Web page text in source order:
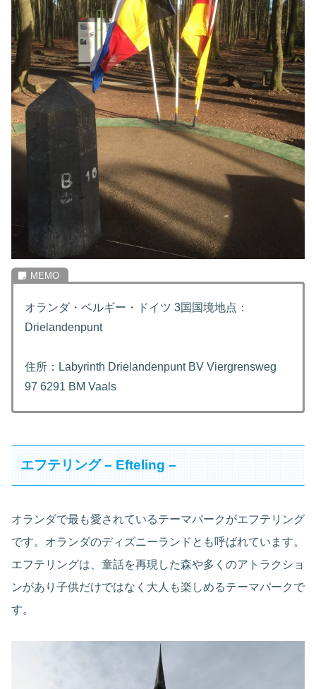
オランダ・ベルギー・ドイツ 3国国境地点：
Drielandenpunt
住所：Labyrinth Drielandenpunt BV Viergrensweg
97 6291 BM Vaals
エフテリング – Efteling –
オランダで最も愛されているテーマパークがエフテリング
です。オランダのディズニーランドとも呼ばれています。
エフテリングは、童話を再現した森や多くのアトラクショ
ンがあり子供だけではなく大人も楽しめるテーマパークで
す。